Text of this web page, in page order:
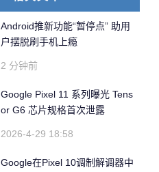
Android推新功能“暂停点” 助用
户摆脱刷手机上瘾
2 分钟前
Google Pixel 11 系列曝光 Tens
or G6 芯片规格首次泄露
2026-4-29 18:58
Google在Pixel 10调制解调器中